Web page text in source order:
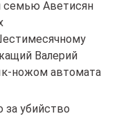
семью Аветисян
Валерий
ножом автомата
за убийство